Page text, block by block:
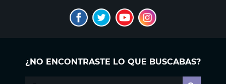
¿NO ENCONTRASTE LO QUE BUSCABAS?